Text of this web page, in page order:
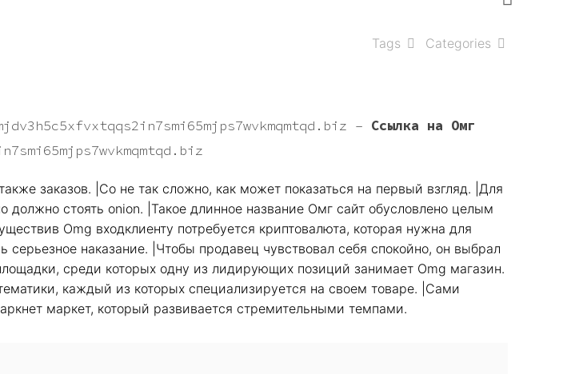
Categories
Tags
– Ссылка на Омг
заказов. |Со не так сложно, как может показаться на первый взгляд. |Для
должно стоять onion. |Такое длинное название Омг сайт обусловлено целым
Omg входклиенту потребуется криптовалюта, которая нужна для
серьезное наказание. |Чтобы продавец чувствовал себя спокойно, он выбрал
среди которых одну из лидирующих позиций занимает Omg магазин.
каждый из которых специализируется на своем товаре. |Сами
маркет, который развивается стремительными темпами.